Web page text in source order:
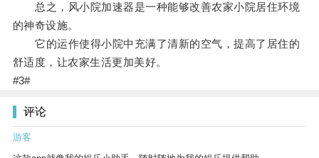
总之，风小院加速器是一种能够改善农家小院居住环境
的神奇设施。
它的运作使得小院中充满了清新的空气，提高了居住的
舒适度，让农家生活更加美好。
#3#
评论
游客